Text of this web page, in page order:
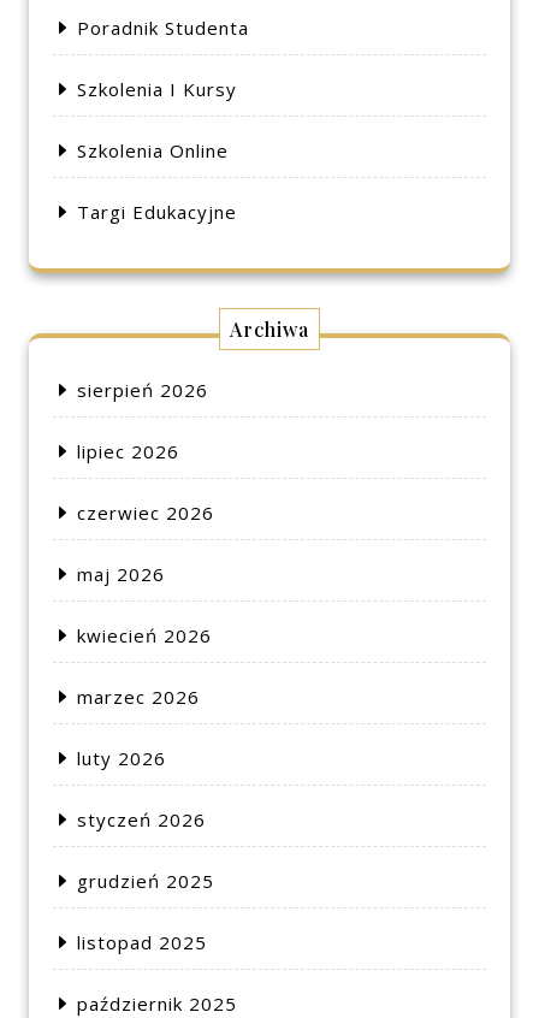
Poradnik Studenta
Szkolenia I Kursy
Szkolenia Online
Targi Edukacyjne
Archiwa
sierpień 2026
lipiec 2026
czerwiec 2026
maj 2026
kwiecień 2026
marzec 2026
luty 2026
styczeń 2026
grudzień 2025
listopad 2025
październik 2025